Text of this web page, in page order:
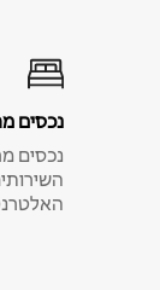
נכסים
נכסים